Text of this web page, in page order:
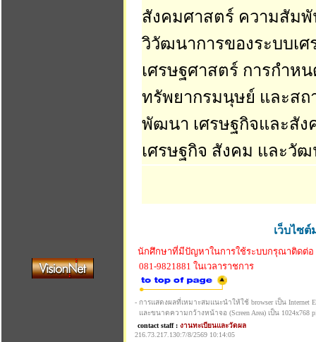
สังคมศาสตร์ ความสัมพั
วิวัฒนาการของระบบเ
เศรษฐศาสตร์ การกำห
ทรัพยากรมนุษย์ และสถ
พัฒนา เศรษฐกิจและสัง
เศรษฐกิจ สังคม และวั
เว็บไซ
นักศึกษาที่มีปัญหาในการใช้ระบบกรุณาติดต่อ
081-9821881 ในเวลาราชการ
- การแสดงผลที่เหมาะสมแนะนำให้ใช้ browser เป็น Internet
และขนาดความกว้างหน้าจอ (Screen Area) เป็น 1024x768
contact staff : งานทะเบียนและวัดผล
216.73.217.130:7/8/2569 10:14:05